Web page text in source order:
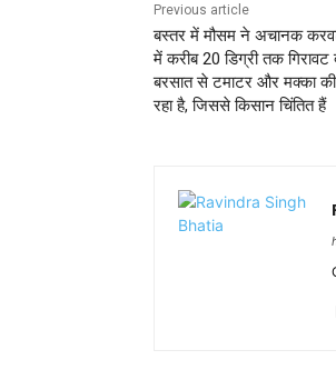
Previous article
बस्तर में मौसम ने अचानक
में करीब 20 डिग्री तक गिरावट
बरसात से टमाटर और मक्का
रहा है, जिससे किसान चिंतित हैं